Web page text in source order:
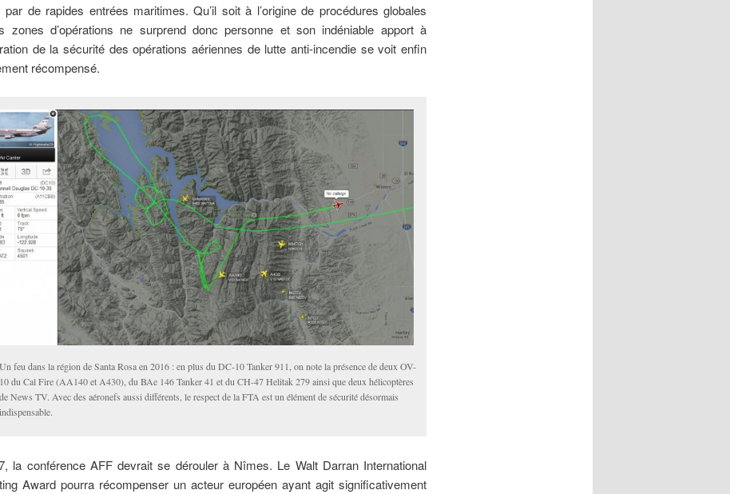
par de rapides entrées maritimes. Qu’il soit à l’origine de procédures globales
zones d’opérations ne surprend donc personne et son indéniable apport à
de la sécurité des opérations aériennes de lutte anti-incendie se voit enfin
récompensé.
Un feu dans la région de Santa Rosa en 2016 : en plus du DC-10 Tanker 911, on note la présence de deux OV-
10 du Cal Fire (AA140 et A430), du BAe 146 Tanker 41 et du CH-47 Helitak 279 ainsi que deux hélicoptères
de News TV. Avec des aéronefs aussi différents, le respect de la FTA est un élément de sécurité désormais
indispensable.
la conférence AFF devrait se dérouler à Nîmes. Le Walt Darran International
Award pourra récompenser un acteur européen ayant agit significativement